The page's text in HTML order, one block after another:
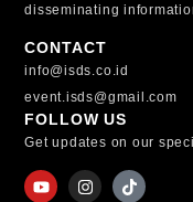
disseminating
CONTACT
info@isds.co.id
event.isds@gmail.com
FOLLOW US
Get updates on our